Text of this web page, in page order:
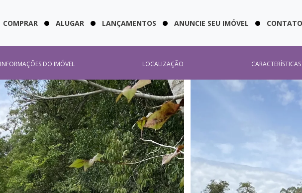
COMPRAR ALUGAR LANÇAMENTOS ANUNCIE SEU IMÓVEL
INFORMAÇÕES DO IMÓVEL LOCALIZAÇÃO